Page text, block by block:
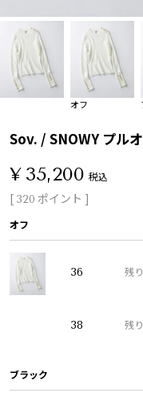
オフ
Sov. / SNOWY プル
¥ 35,200 税込
[ 320 ポイント ]
オフ
36 残
38 残
ブラック